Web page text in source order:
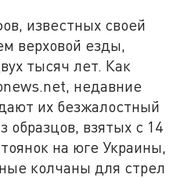
известных своей
верховой езды,
тысяч лет. Как
недавние
их безжалостный
образцов, взятых с 14
на юге Украины,
колчаны для стрел